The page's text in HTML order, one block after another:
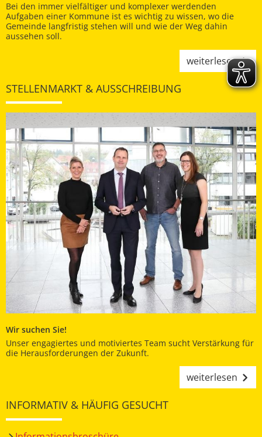
Bei den immer vielfältiger und komplexer werdenden
Aufgaben einer Kommune ist es wichtig zu wissen, wo die
Gemeinde langfristig stehen will und wie der Weg dahin
aussehen soll.
weiterlesen
STELLENMARKT & AUSSCHREIBUNG
Wir suchen Sie!
Unser engagiertes und motiviertes Team sucht Verstärkung für
die Herausforderungen der Zukunft.
weiterlesen
INFORMATIV & HÄUFIG GESUCHT